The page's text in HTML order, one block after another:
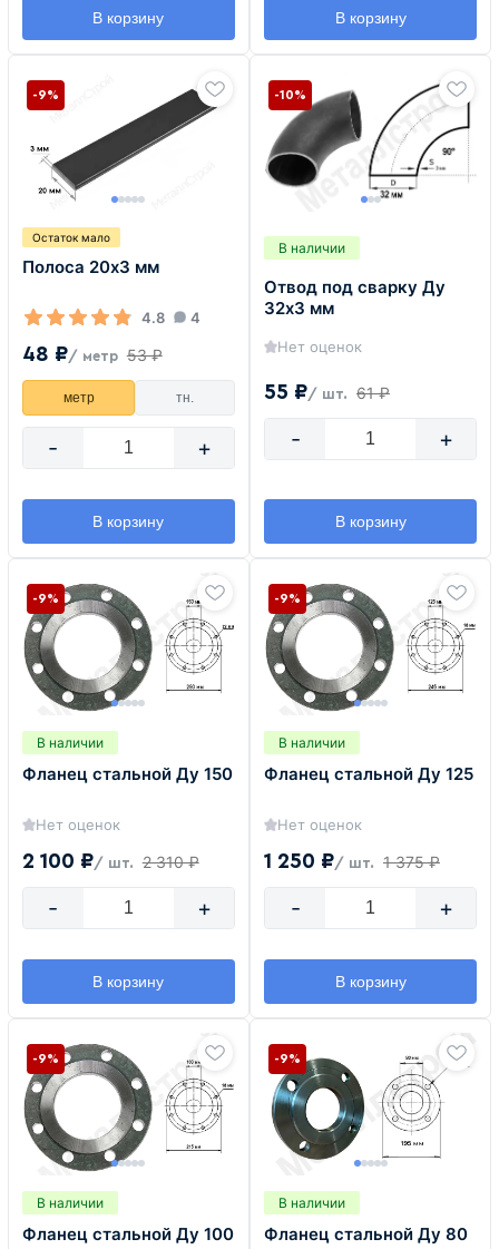
В корзину В корзину
Остаток мало
Полоса 20х3 мм
4.8 4
48 ₽/ метр 53 ₽
-9%
метр тн.
- +
В корзину
В наличии
Отвод под сварку Ду
32х3 мм
Нет оценок
55 ₽/ шт. 61 ₽
-10%
- +
В корзину
В наличии
Фланец стальной Ду 150
Нет оценок
2 100 ₽/ шт. 2 310 ₽
-9%
- +
В корзину
В наличии
Фланец стальной Ду 125
Нет оценок
1 250 ₽/ шт. 1 375 ₽
-9%
- +
В корзину
В наличии
Фланец стальной Ду 100
-9%
В наличии
Фланец стальной Ду 80
-9%